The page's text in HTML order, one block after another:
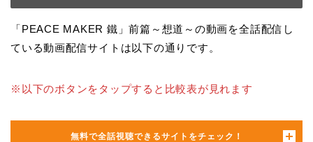
「PEACE MAKER 鐵」前篇～想道～の動画を全話配信し
ている動画配信サイトは以下の通りです。
※以下のボタンをタップすると比較表が見れます
無料で全話視聴できるサイトをチェック！